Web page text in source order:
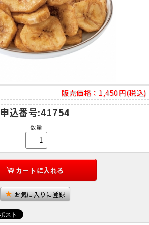
販売価格： 1,450円(税込)
申込番号:41754
数量
カートに入れる
お気に入りに登録